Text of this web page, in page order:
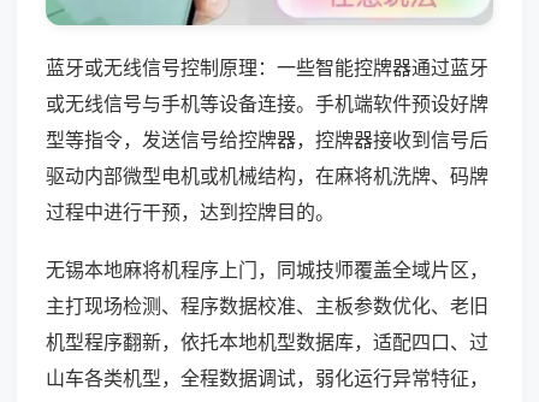
蓝牙或无线信号控制原理：一些智能控牌器通过蓝牙
或无线信号与手机等设备连接。手机端软件预设好牌
型等指令，发送信号给控牌器，控牌器接收到信号后
驱动内部微型电机或机械结构，在麻将机洗牌、码牌
过程中进行干预，达到控牌目的。
无锡本地麻将机程序上门，同城技师覆盖全域片区，
主打现场检测、程序数据校准、主板参数优化、老旧
机型程序翻新，依托本地机型数据库，适配四口、过
山车各类机型，全程数据调试，弱化运行异常特征，